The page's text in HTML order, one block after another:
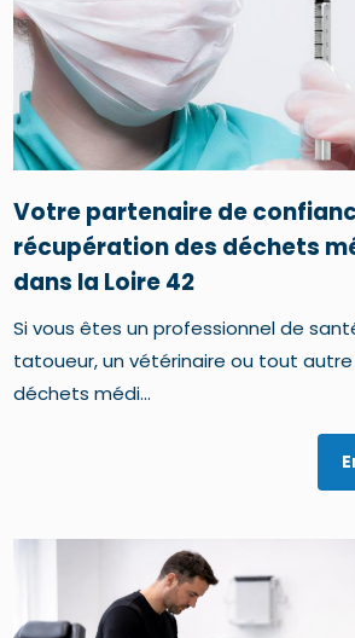
Votre partenaire de
récupération des déchets
dans la Loire 42
Si vous êtes un professionnel de
tatoueur, un vétérinaire ou tout
déchets médi...